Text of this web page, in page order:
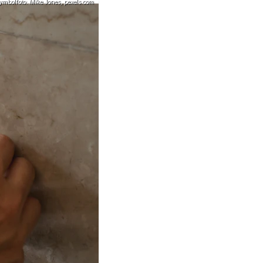
Mike Jones, pexels.com